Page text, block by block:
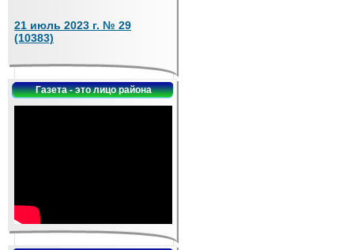
21 июль 2023 г. № 29
(10383)
Газета - это лицо района